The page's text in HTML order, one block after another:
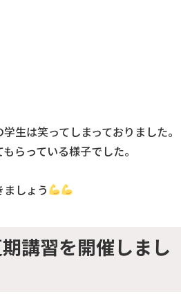
生は笑ってしまっておりました。
らっている様子でした。
しょう
講習を開催しまし